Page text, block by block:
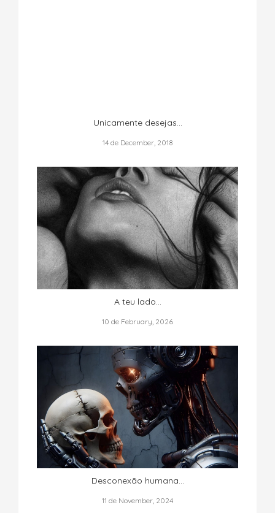
Unicamente desejas…
14 de December, 2018
A teu lado...
10 de February, 2026
Desconexão humana...
11 de November, 2024